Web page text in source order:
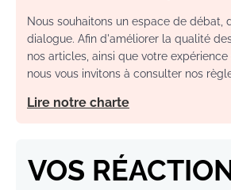
Nous souhaitons un espace de débat,
dialogue. Afin d'améliorer la qualité
nos articles, ainsi que votre
nous vous invitons à consulter nos
Lire notre charte
VOS